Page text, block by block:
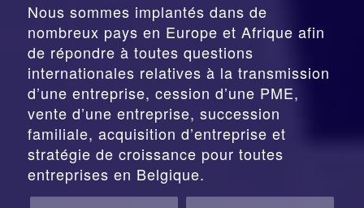
Nous sommes implantés dans de
nombreux pays en Europe et Afrique afin
de répondre à toutes questions
internationales relatives à la transmission
d’une entreprise, cession d’une PME,
vente d’une entreprise, succession
familiale, acquisition d’entreprise et
stratégie de croissance pour toutes
entreprises en Belgique.